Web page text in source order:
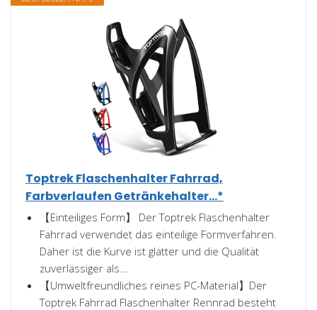
Toptrek Flaschenhalter Fahrrad,
Farbverlaufen Getränkehalter...*
【Einteiliges Form】 Der Toptrek Flaschenhalter
Fahrrad verwendet das einteilige Formverfahren.
Daher ist die Kurve ist glatter und die Qualität
zuverlässiger als...
【Umweltfreundliches reines PC-Material】Der
Toptrek Fahrrad Flaschenhalter Rennrad besteht